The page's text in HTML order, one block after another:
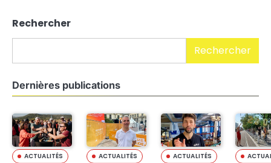
Rechercher
Rechercher
Dernières publications
ACTUALITÉS
ACTUALITÉS
ACTUALITÉS